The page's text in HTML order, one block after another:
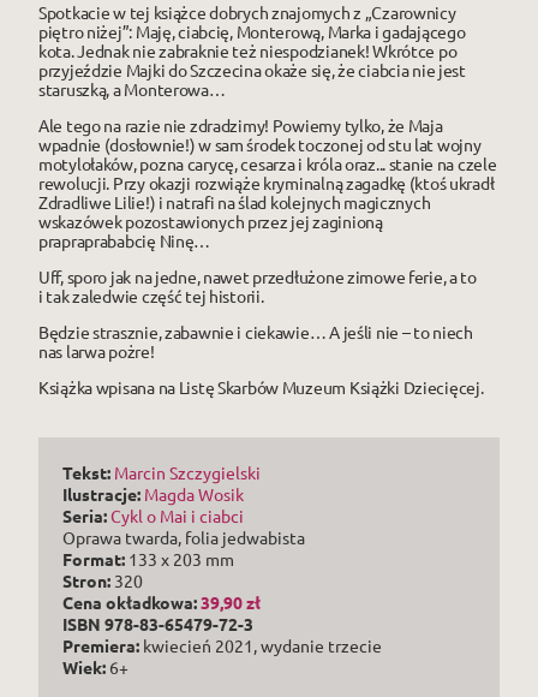
Spotkacie w tej książce dobrych znajomych z „Czarownicy
piętro niżej”: Maję, ciabcię, Monterową, Marka i gadającego
kota. Jednak nie zabraknie też niespodzianek! Wkrótce po
przyjeździe Majki do Szczecina okaże się, że ciabcia nie jest
staruszką, a Monterowa…
Ale tego na razie nie zdradzimy! Powiemy tylko, że Maja
wpadnie (dosłownie!) w sam środek toczonej od stu lat wojny
motylołaków, pozna carycę, cesarza i króla oraz... stanie na czele
rewolucji. Przy okazji rozwiąże kryminalną zagadkę (ktoś ukradł
Zdradliwe Lilie!) i natrafi na ślad kolejnych magicznych
wskazówek pozostawionych przez jej zaginioną
prapraprababcię Ninę…
Uff, sporo jak na jedne, nawet przedłużone zimowe ferie, a to
i tak zaledwie część tej historii.
Będzie strasznie, zabawnie i ciekawie… A jeśli nie – to niech
nas larwa pożre!
Książka wpisana na Listę Skarbów Muzeum Książki Dziecięcej.
Tekst: Marcin Szczygielski
Ilustracje: Magda Wosik
Seria:Cykl o Mai i ciabci
Oprawa twarda, folia jedwabista
Format: 133 x 203 mm
Stron: 320
Cena okładkowa:39,90 zł
ISBN 978-83-65479-72-3
Premiera: kwiecień 2021, wydanie trzecie
Wiek: 6+